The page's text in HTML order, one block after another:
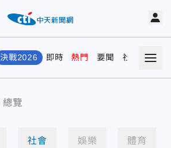
決戰2026 即時 熱門 要聞 社會 娛樂
總覽
社會 娛樂 體育